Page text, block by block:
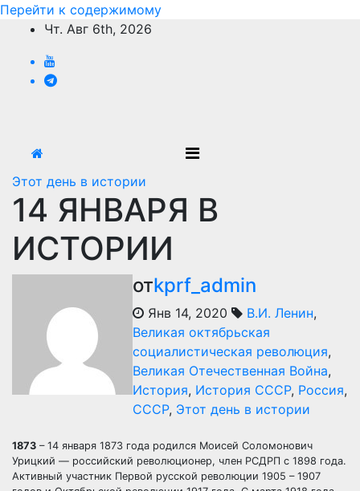
Перейти к содержимому
Чт. Авг 6th, 2026
Этот день в истории
14 ЯНВАРЯ В
ИСТОРИИ
отkprf_admin
Янв 14, 2020 В.И. Ленин,
Великая октябрьская
социалистическая революция,
Великая Отечественная Война,
История, История СССР, Россия,
СССР, Этот день в истории
1873 – 14 января 1873 года родился Моисей Соломонович
Урицкий — российский революционер, член РСДРП с 1898 года.
Активный участник Первой русской революции 1905 – 1907